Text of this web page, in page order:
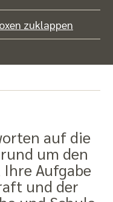
zuklappen
auf die
um den
Aufgabe
und der